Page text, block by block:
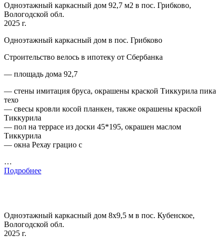
Одноэтажный каркасный дом 92,7 м2 в пос. Грибково,
Вологодской обл.
2025 г.
Одноэтажный каркасный дом в пос. Грибково
Строительство велось в ипотеку от Сбербанка
— площадь дома 92,7
— стены имитация бруса, окрашены краской Тиккурила пика
техо
— свесы кровли косой планкен, также окрашены краской
Тиккурила
— пол на террасе из доски 45*195, окрашен маслом
Тиккурила
— окна Рехау грацио с
…
Подробнее
Одноэтажный каркасный дом 8х9,5 м в пос. Кубенское,
Вологодской обл.
2025 г.